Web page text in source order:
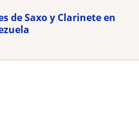
de Saxo y Clarinete en